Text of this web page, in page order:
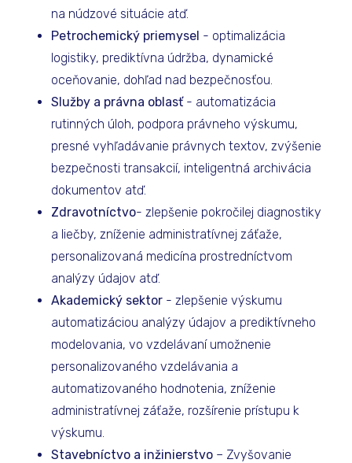
na núdzové situácie atď.
Petrochemický priemysel - optimalizácia
logistiky, prediktívna údržba, dynamické
oceňovanie, dohľad nad bezpečnosťou.
Služby a právna oblasť - automatizácia
rutinných úloh, podpora právneho výskumu,
presné vyhľadávanie právnych textov, zvýšenie
bezpečnosti transakcií, inteligentná archivácia
dokumentov atď.
Zdravotníctvo- zlepšenie pokročilej diagnostiky
a liečby, zníženie administratívnej záťaže,
personalizovaná medicína prostredníctvom
analýzy údajov atď.
Akademický sektor - zlepšenie výskumu
automatizáciou analýzy údajov a prediktívneho
modelovania, vo vzdelávaní umožnenie
personalizovaného vzdelávania a
automatizovaného hodnotenia, zníženie
administratívnej záťaže, rozšírenie prístupu k
výskumu.
Stavebníctvo a inžinierstvo – Zvyšovanie